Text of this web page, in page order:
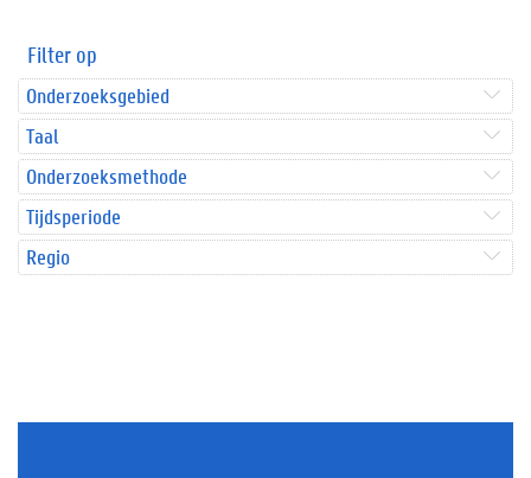
Filter op
Onderzoeksgebied
Taal
Onderzoeksmethode
Tijdsperiode
Regio